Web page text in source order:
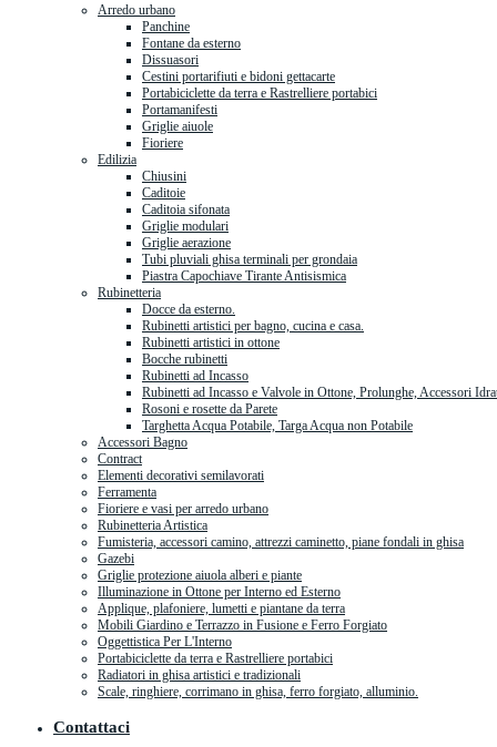
Arredo urbano
Panchine
Fontane da esterno
Dissuasori
Cestini portarifiuti e bidoni gettacarte
Portabiciclette da terra e Rastrelliere portabici
Portamanifesti
Griglie aiuole
Fioriere
Edilizia
Chiusini
Caditoie
Caditoia sifonata
Griglie modulari
Griglie aerazione
Tubi pluviali ghisa terminali per grondaia
Piastra Capochiave Tirante Antisismica
Rubinetteria
Docce da esterno.
Rubinetti artistici per bagno, cucina e casa.
Rubinetti artistici in ottone
Bocche rubinetti
Rubinetti ad Incasso
Rubinetti ad Incasso e Valvole in Ottone, Prolunghe, Accessori
Rosoni e rosette da Parete
Targhetta Acqua Potabile, Targa Acqua non Potabile
Accessori Bagno
Contract
Elementi decorativi semilavorati
Ferramenta
Fioriere e vasi per arredo urbano
Rubinetteria Artistica
Fumisteria, accessori camino, attrezzi caminetto, piane fondali in ghisa
Gazebi
Griglie protezione aiuola alberi e piante
Illuminazione in Ottone per Interno ed Esterno
Applique, plafoniere, lumetti e piantane da terra
Mobili Giardino e Terrazzo in Fusione e Ferro Forgiato
Oggettistica Per L'Interno
Portabiciclette da terra e Rastrelliere portabici
Radiatori in ghisa artistici e tradizionali
Scale, ringhiere, corrimano in ghisa, ferro forgiato, alluminio.
Contattaci